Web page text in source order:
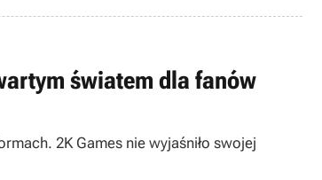
światem dla fanów
2K Games nie wyjaśniło swojej